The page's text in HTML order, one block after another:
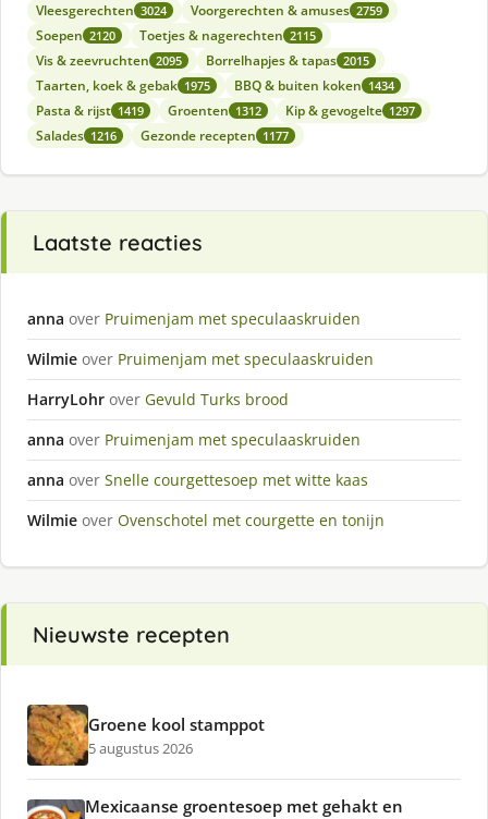
Vleesgerechten 3024 Voorgerechten & amuses 2759
Soepen 2120 Toetjes & nagerechten 2115
Vis & zeevruchten 2095 Borrelhapjes & tapas 2015
Taarten, koek & gebak 1975 BBQ & buiten koken 1434
Pasta & rijst 1419 Groenten 1312 Kip & gevogelte 1297
Salades 1216 Gezonde recepten 1177
Laatste reacties
anna over Pruimenjam met speculaaskruiden
Wilmie over Pruimenjam met speculaaskruiden
HarryLohr over Gevuld Turks brood
anna over Pruimenjam met speculaaskruiden
anna over Snelle courgettesoep met witte kaas
Wilmie over Ovenschotel met courgette en tonijn
Nieuwste recepten
Groene kool stamppot
5 augustus 2026
Mexicaanse groentesoep met gehakt en